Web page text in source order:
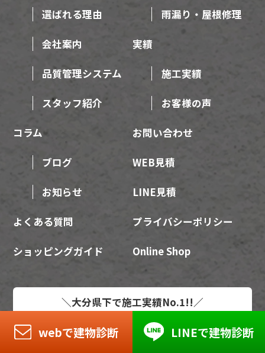
webで建物診断 LINEで建物診断
選ばれる理由
会社案内
品質管理システム
スタッフ紹介
雨漏り・屋根修理
実績
施工実績
お客様の声
コラム
ブログ
お知らせ
よくある質問
お問い合わせ
WEB見積
LINE見積
プライバシーポリシー
Online Shop
ショッピングガイド
＼大分県下で施工実績No.1!!／